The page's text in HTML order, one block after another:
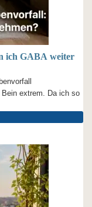
ich GABA weiter
extrem. Da ich so